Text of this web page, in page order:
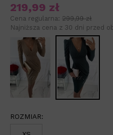
219,99 zł
Cena regularna: 299,99 zł
Najniższa cena z 30 dni przed
ROZMIAR: